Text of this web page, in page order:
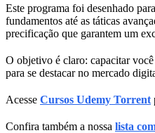
Este programa foi desenhado
fundamentos até as táticas
precificação que garantem um
O objetivo é claro: capacitar
para se destacar no mercado
Acesse Cursos Udemy Torrent
Confira também a nossa lista